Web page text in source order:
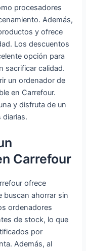
procesadores
Además,
y ofrece
Los descuentos
opción para
sacrificar calidad.
un ordenador de
en Carrefour.
y disfruta de un
diarias.
Carrefour
ofrece
buscan ahorrar sin
ordenadores
de stock, lo que
por
Además, al